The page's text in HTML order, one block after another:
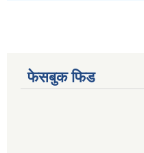
फेसबुक फिड